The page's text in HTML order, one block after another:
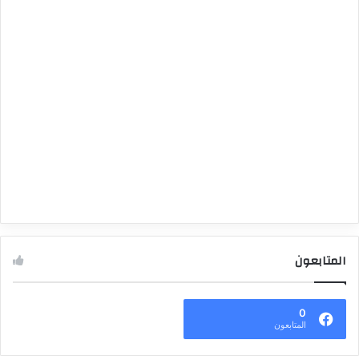
المتابعون
0
المتابعون